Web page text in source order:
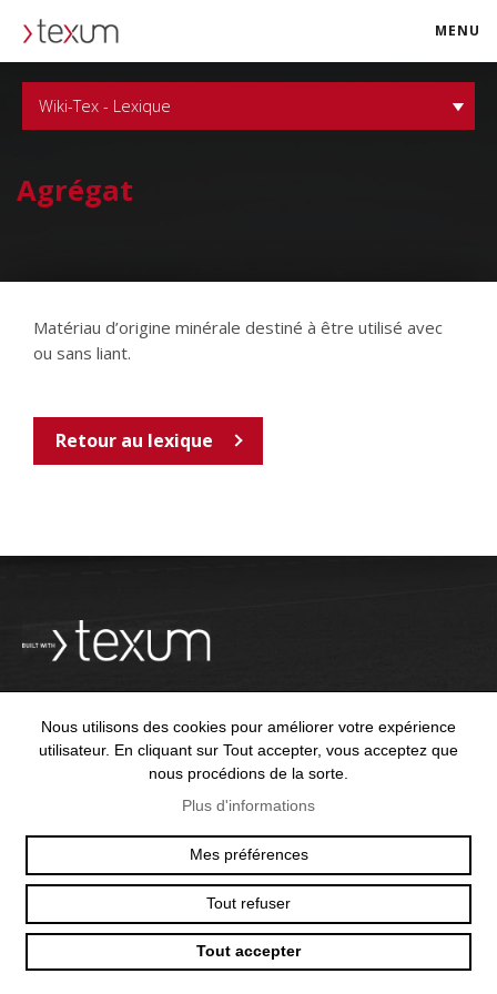
MENU
Wiki-Tex - Lexique
Agrégat
Matériau d’origine minérale destiné à être utilisé avec
ou sans liant.
Retour au lexique
OFFICE@TEXUM.SWISS
+41 26 422 24 31
VY DES CHARETTES 7
CH - 1530 PAYERNE
© 2025 TEXUM SA. ALL RIGHTS RESERVED
CONFIDENTIALITÉ
Création
Nous utilisons des cookies pour améliorer votre expérience
utilisateur. En cliquant sur Tout accepter, vous acceptez que
nous procédions de la sorte.
Plus d'informations
Mes préférences
Tout refuser
Tout accepter